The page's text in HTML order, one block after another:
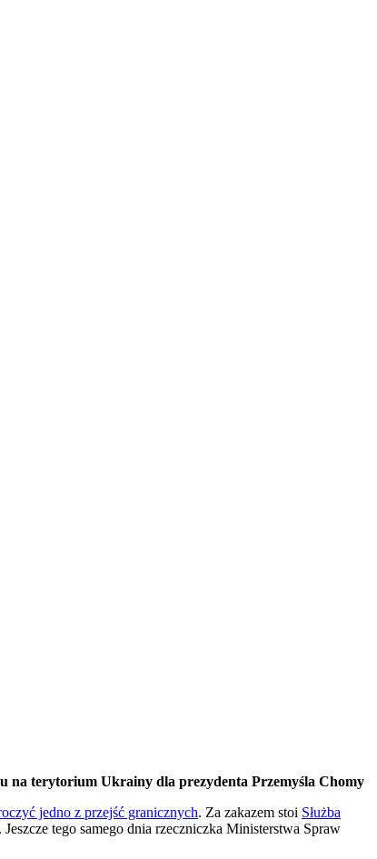
na terytorium Ukrainy dla prezydenta Przemyśla Chomy
jedno z przejść granicznych. Za zakazem stoi Służba
. Jeszcze tego samego dnia rzeczniczka Ministerstwa Spraw